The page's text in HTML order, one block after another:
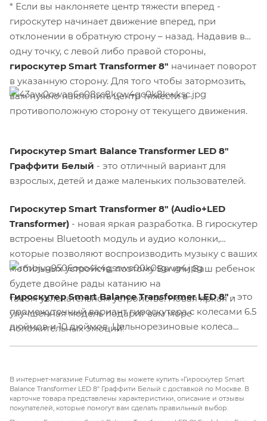
* Если вы наклоняете центр тяжести вперед -
гироскутер начинает движение вперед, при
отклонении в обратную строну – назад. Надавив в
одну точку, с левой либо правой стороны,
гироскутер Smart Transformer 8" начинает поворот
в указанную сторону. Для того чтобы затормозить,
вам нужно наклонить центр тяжести в
противоположную сторону от текущего движения.
Гироскутер Smart Balance Transformer LED 8"
Граффити Белый - это отличный вариант для
взрослых, детей и даже маленьких пользователей.
Гироскутер Smart Transformer 8" (Audio+LED
Transformer) - новая яркая разработка. В гироскутер
встроены Bluetooth модуль и аудио колонки,
которые позволяют воспроизводить музыку с ваших
мобильных устройств, поэтому Вы или Ваш ребенок
будете двойне рады катанию на
таком увлекательном устройстве. Новая яркая и
улучшенная модель подарит вам море
положительных эмоций!
Гироскутер Smart Balance Transformer LED 8"- это
промежуточный вариант гироскутера с колесами 6.5
дюймов и 10 дюймов. Цельнорезиновые колеса
и преодолеть угол наклона до 15 градусов.
Аккумулятор4400 мАчдаетдо 2 часов
В интернет-магазине Futumag вы можете купить «Гироскутер Smart
Balance Transformer LED 8" Граффити Белый с доставкой по Москве. В
карточке товара представлены характеристики, описание и отзывы
покупателей, которые помогут вам сделать правильный выбор.